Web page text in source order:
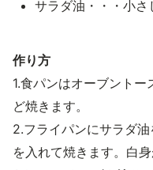
サラダ油・・・小さ
作り方
1.食パンはオーブント
ど焼きます。
2.フライパンにサラダ
を入れて焼きます。白